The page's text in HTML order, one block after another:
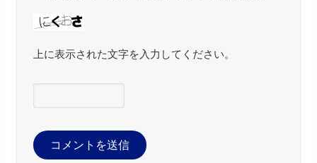
上に表示された文字を入力してください。